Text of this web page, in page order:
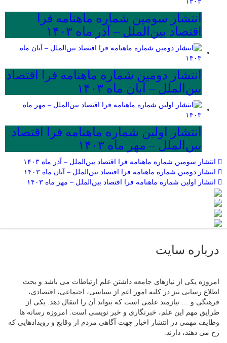
انتشار سومین شماره ماهنامه فرا
اقتصاد بین‌الملل – آذر ماه ۱۴۰۳
انتشار دومین شماره ماهنامه فرا اقتصاد
بین‌الملل – آبان ماه ۱۴۰۳
انتشار اولین شماره ماهنامه فرا اقتصاد
بین‌الملل – مهر ماه ۱۴۰۳
انتشار سومین شماره ماهنامه فرا اقتصاد بین‌الملل – آذر ماه ۱۴۰۳
انتشار دومین شماره ماهنامه فرا اقتصاد بین‌الملل – آبان ماه ۱۴۰۳
انتشار اولین شماره ماهنامه فرا اقتصاد بین‌الملل – مهر ماه ۱۴۰۳
درباره سایت
امروزه یکی از نیازهای جامعه داشتن علم ارتباطات می باشد و بحث
اطلاع رسانی نیز در کلیه امور اعم از سیاسی، اجتماعی، اقتصادی،
فرهتگی و … نیازمند علمی است که بتواند آن را انتقال دهد. یکی از
طرایق مهم این علم، خبرنگاری و خبر نویسی است. امروزه رسانه ها
وظایف مهمی در انتشار اخبار جهت آگاهی مردم از وقایع و رویدادهایی که
رخ می دهند، دارند.